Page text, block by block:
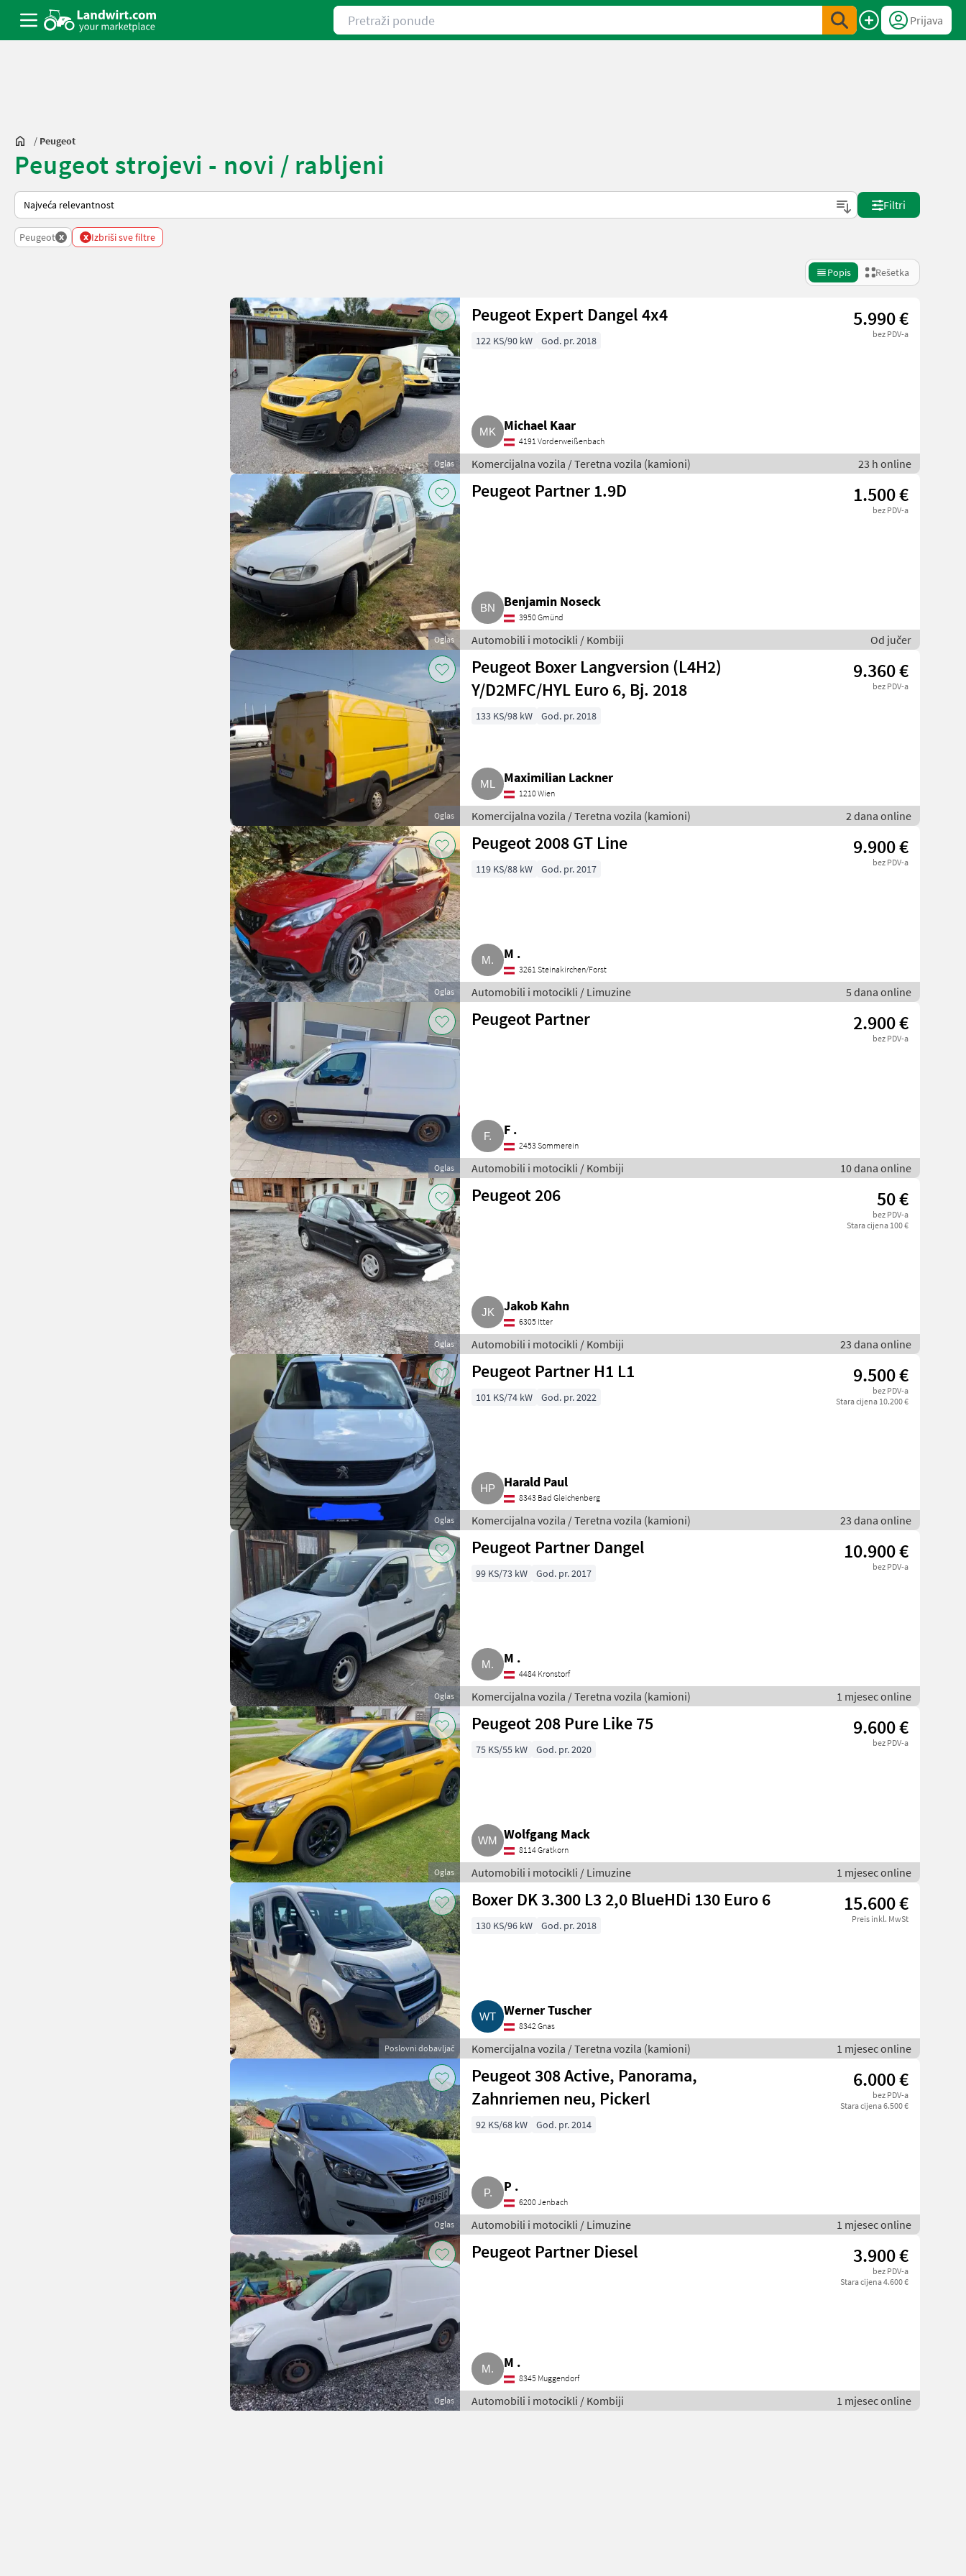
Pretraži ponude
Prijava
/ Peugeot
Peugeot strojevi - novi / rabljeni
Tako se sortira na Landwirt.com
Filtri
Peugeot x x Izbriši sve filtre
Popis Rešetka
Oglas
Peugeot Expert Dangel 4x4 5.990 €
bez PDV-a
122 KS/90 kW God. pr. 2018
Michael Kaar
4191 Vorderweißenbach
Komercijalna vozila / Teretna vozila (kamioni) 23 h online
Oglas
Peugeot Partner 1.9D 1.500 €
bez PDV-a
Benjamin Noseck
3950 Gmünd
Automobili i motocikli / Kombiji Od jučer
Oglas
Peugeot Boxer Langversion (L4H2)
Y/D2MFC/HYL Euro 6, Bj. 2018
9.360 €
bez PDV-a
133 KS/98 kW God. pr. 2018
Maximilian Lackner
1210 Wien
Komercijalna vozila / Teretna vozila (kamioni) 2 dana online
Oglas
Peugeot 2008 GT Line 9.900 €
bez PDV-a
119 KS/88 kW God. pr. 2017
M .
3261 Steinakirchen/Forst
Automobili i motocikli / Limuzine 5 dana online
Oglas
Peugeot Partner 2.900 €
bez PDV-a
F .
2453 Sommerein
Automobili i motocikli / Kombiji 10 dana online
Oglas
Peugeot 206 50 €
bez PDV-a
Stara cijena 100 €
Jakob Kahn
6305 Itter
Automobili i motocikli / Kombiji 23 dana online
Oglas
Peugeot Partner H1 L1 9.500 €
bez PDV-a
Stara cijena 10.200 €
101 KS/74 kW God. pr. 2022
Harald Paul
8343 Bad Gleichenberg
Komercijalna vozila / Teretna vozila (kamioni) 23 dana online
Oglas
Peugeot Partner Dangel 10.900 €
bez PDV-a
99 KS/73 kW God. pr. 2017
M .
4484 Kronstorf
Komercijalna vozila / Teretna vozila (kamioni) 1 mjesec online
Oglas
Peugeot 208 Pure Like 75 9.600 €
bez PDV-a
75 KS/55 kW God. pr. 2020
Wolfgang Mack
8114 Gratkorn
Automobili i motocikli / Limuzine 1 mjesec online
Poslovni dobavljač
Boxer DK 3.300 L3 2,0 BlueHDi 130 Euro 6 15.600 €
Preis inkl. MwSt
130 KS/96 kW God. pr. 2018
Werner Tuscher
8342 Gnas
Komercijalna vozila / Teretna vozila (kamioni) 1 mjesec online
Oglas
Peugeot 308 Active, Panorama,
Zahnriemen neu, Pickerl
6.000 €
bez PDV-a
Stara cijena 6.500 €
92 KS/68 kW God. pr. 2014
P .
6200 Jenbach
Automobili i motocikli / Limuzine 1 mjesec online
Oglas
Peugeot Partner Diesel 3.900 €
bez PDV-a
Stara cijena 4.600 €
M .
8345 Muggendorf
Automobili i motocikli / Kombiji 1 mjesec online